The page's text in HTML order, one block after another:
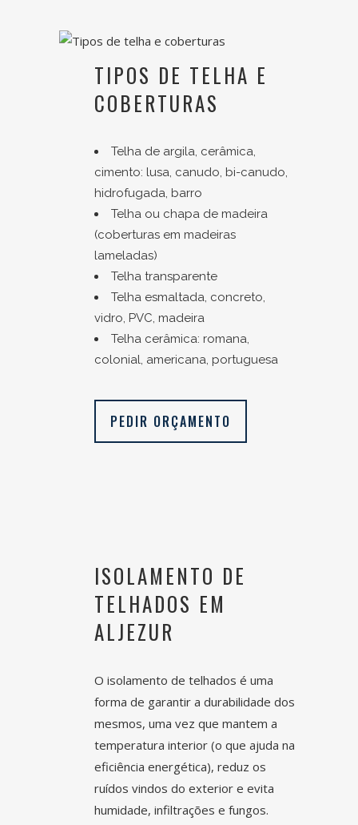
TIPOS DE TELHA E
COBERTURAS
Telha de argila, cerâmica,
cimento: lusa, canudo, bi-canudo,
hidrofugada, barro
Telha ou chapa de madeira
(coberturas em madeiras
lameladas)
Telha transparente
Telha esmaltada, concreto,
vidro, PVC, madeira
Telha cerâmica: romana,
colonial, americana, portuguesa
PEDIR ORÇAMENTO
ISOLAMENTO DE
TELHADOS EM
ALJEZUR
O isolamento de telhados é uma
forma de garantir a durabilidade dos
mesmos, uma vez que mantem a
temperatura interior (o que ajuda na
eficiência energética), reduz os
ruídos vindos do exterior e evita
humidade, infiltrações e fungos.